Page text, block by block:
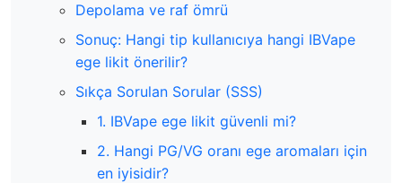
Depolama ve raf ömrü
Sonuç: Hangi tip kullanıcıya hangi IBVape
ege likit önerilir?
Sıkça Sorulan Sorular (SSS)
1. IBVape ege likit güvenli mi?
2. Hangi PG/VG oranı ege aromaları için
en iyisidir?